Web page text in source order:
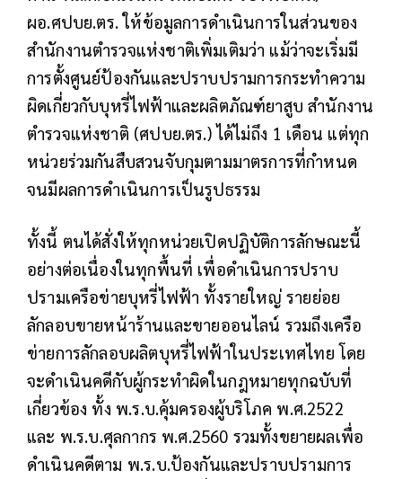
ผอ.ศปบย.ตร. ให้ข้อมูลการดำเนินการในส่วนของ
สำนักงานตำรวจแห่งชาติเพิ่มเติมว่า แม้ว่าจะเริ่มมี
การตั้งศูนย์ป้องกันและปราบปรามการกระทำความ
ผิดเกี่ยวกับบุหรี่ไฟฟ้าและผลิตภัณฑ์ยาสูบ สำนักงาน
ตำรวจแห่งชาติ (ศปบย.ตร.) ได้ไม่ถึง 1 เดือน แต่ทุก
หน่วยร่วมกันสืบสวนจับกุมตามมาตรการที่กำหนด
จนมีผลการดำเนินการเป็นรูปธรรม
ทั้งนี้ ตนได้สั่งให้ทุกหน่วยเปิดปฏิบัติการลักษณะนี้
อย่างต่อเนื่องในทุกพื้นที่ เพื่อดำเนินการปราบ
ปรามเครือข่ายบุหรี่ไฟฟ้า ทั้งรายใหญ่ รายย่อย
ลักลอบขายหน้าร้านและขายออนไลน์ รวมถึงเครือ
ข่ายการลักลอบผลิตบุหรี่ไฟฟ้าในประเทศไทย โดย
จะดำเนินคดีกับผู้กระทำผิดในกฎหมายทุกฉบับที่
เกี่ยวข้อง ทั้ง พ.ร.บ.คุ้มครองผู้บริโภค พ.ศ.2522
และ พ.ร.บ.ศุลกากร พ.ศ.2560 รวมทั้งขยายผลเพื่อ
ดำเนินคดีตาม พ.ร.บ.ป้องกันและปราบปรามการ